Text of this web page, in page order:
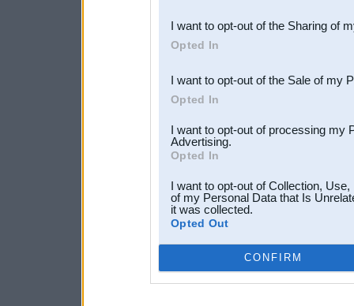
Downstream Participants
third parties.
I want to opt-out of the Sharing of
Opted In
I want to opt-out of the Sale of my
Opted In
I want to opt-out of processing my
Advertising.
Opted In
I want to opt-out of Collection,
of my Personal Data that Is
it was collected.
Opted Out
CONFIRM